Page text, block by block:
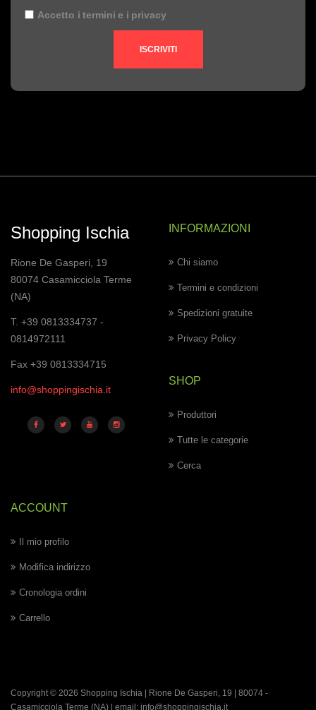
Accetto i termini e i privacy
ISCRIVITI
Shopping Ischia
Rione De Gasperi, 19
80074 Casamicciola Terme
(NA)
T. +39 0813334737 -
0814972111
Fax +39 0813334715
info@shoppingischia.it
INFORMAZIONI
Chi siamo
Termini e condizioni
Spedizioni gratuite
Privacy Policy
SHOP
Produttori
Tutte le categorie
Cerca
ACCOUNT
Il mio profilo
Modifica indirizzo
Cronologia ordini
Carrello
Copyright © 2026 Shopping Ischia | Rione De Gasperi, 19 | 80074 -
Casamicciola Terme (NA) | email: info@shoppingischia.it